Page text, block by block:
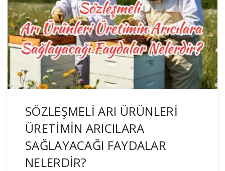
SÖZLEŞMELİ ARI ÜRÜNLERİ
ÜRETİMİN ARICILARA
SAĞLAYACAĞI FAYDALAR
NELERDİR?